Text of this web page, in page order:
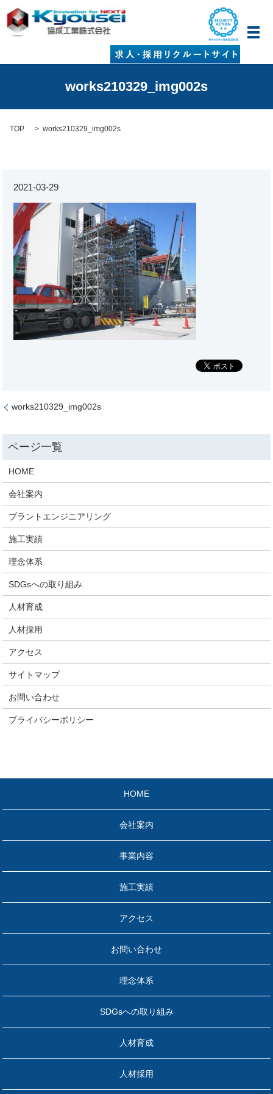
メ
works210329_img002s
TOP works210329_img002s
2021-03-29
works210329_img002s
HOME
会社案内
プラントエンジニアリング
施工実績
理念体系
SDGsへの取り組み
人材育成
人材採用
アクセス
サイトマップ
お問い合わせ
プライバシーポリシー
HOME
会社案内
事業内容
施工実績
アクセス
お問い合わせ
理念体系
SDGsへの取り組み
人材育成
人材採用